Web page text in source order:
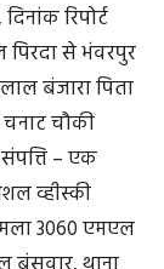
रिपोर्ट
से भंवरपुर
बंजारा पिता
चनाट चौकी
– एक
व्हीस्की
3060 एमएल